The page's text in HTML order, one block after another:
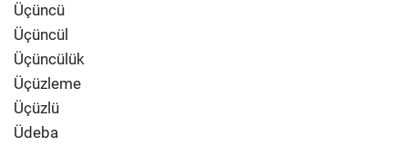
Üçüncü
Üçüncül
Üçüncülük
Üçüzleme
Üçüzlü
Üdeba